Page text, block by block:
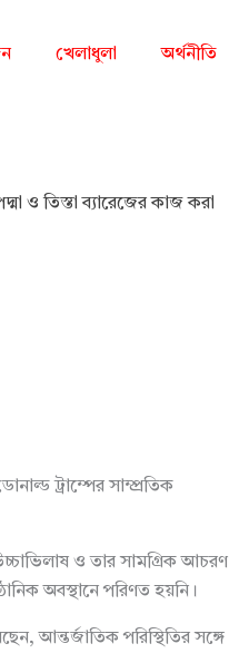
খেলাধুলা অর্থনীতি
ও তিস্তা ব্যারেজের কাজ করা
ট্রাম্পের সাম্প্রতিক
উচ্চাভিলাষ ও তার সামগ্রিক আচরণ
অবস্থানে পরিণত হয়নি।
আন্তর্জাতিক পরিস্থিতির সঙ্গে